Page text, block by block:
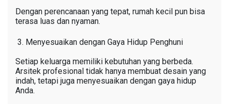
Dengan perencanaan yang tepat, rumah kecil pun bisa
terasa luas dan nyaman.
Menyesuaikan dengan Gaya Hidup Penghuni
Setiap keluarga memiliki kebutuhan yang berbeda.
Arsitek profesional tidak hanya membuat desain yang
indah, tetapi juga menyesuaikan dengan gaya hidup
Anda.